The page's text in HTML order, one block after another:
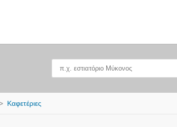
Καφετέριες